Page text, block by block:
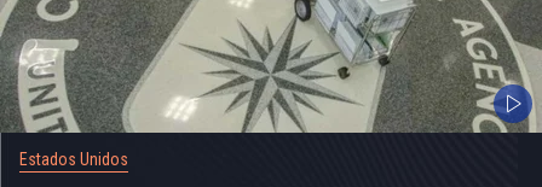
Estados Unidos